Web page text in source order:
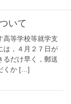
いて
高等学校等就学支
は，４月２７日が
るだけ早く，郵送
くか […]